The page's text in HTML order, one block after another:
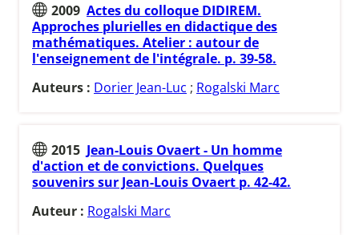
2009 Actes du colloque DIDIREM.
Approches plurielles en didactique des
mathématiques. Atelier : autour de
l'enseignement de l'intégrale. p. 39-58.
Auteurs : Dorier Jean-Luc ; Rogalski Marc
2015 Jean-Louis Ovaert - Un homme
d'action et de convictions. Quelques
souvenirs sur Jean-Louis Ovaert p. 42-42.
Auteur : Rogalski Marc